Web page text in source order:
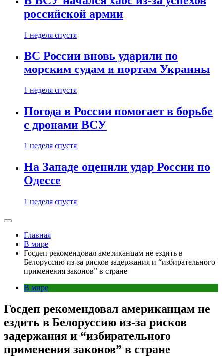
российской армии
1 неделя спустя
ВС России вновь ударили по
морским судам и портам Украины
1 неделя спустя
Погода в России помогает в борьбе
с дронами ВСУ
1 неделя спустя
На Западе оценили удар России по
Одессе
1 неделя спустя
Главная
В мире
Госдеп рекомендовал американцам не ездить в
Белоруссию из-за рисков задержания и “избирательного
применения законов” в стране
В мире
Госдеп рекомендовал американцам не
ездить в Белоруссию из-за рисков
задержания и “избирательного
применения законов” в стране